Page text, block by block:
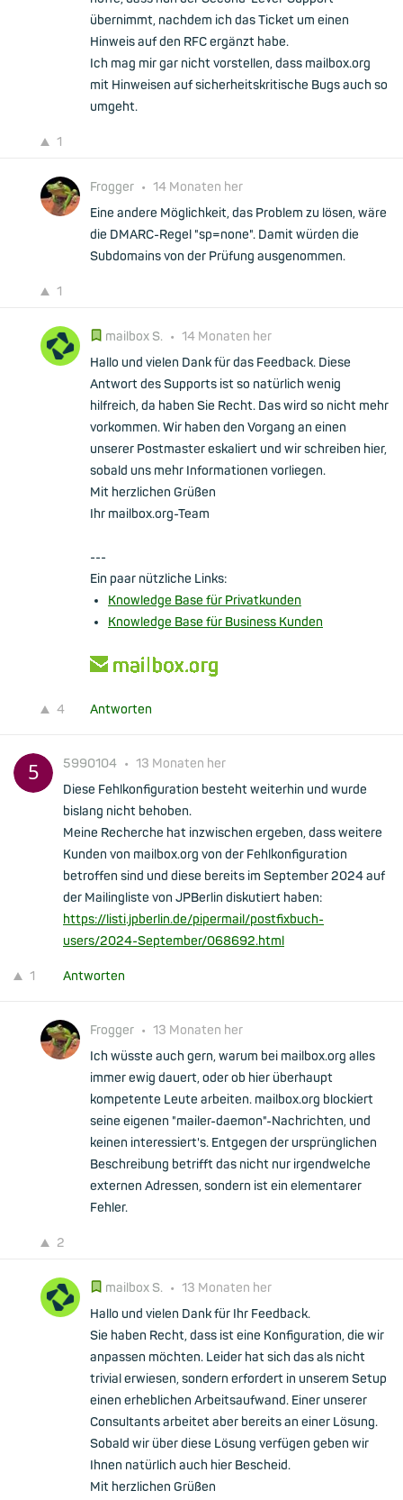
übernimmt, nachdem ich das Ticket um einen
Hinweis auf den RFC ergänzt habe.
Ich mag mir gar nicht vorstellen, dass mailbox.org
mit Hinweisen auf sicherheitskritische Bugs auch so
umgeht.
1
Frogger • 14 Monaten her
Eine andere Möglichkeit, das Problem zu lösen, wäre
die DMARC-Regel "sp=none". Damit würden die
Subdomains von der Prüfung ausgenommen.
1
mailbox S. • 14 Monaten her
Hallo und vielen Dank für das Feedback. Diese
Antwort des Supports ist so natürlich wenig
hilfreich, da haben Sie Recht. Das wird so nicht mehr
vorkommen. Wir haben den Vorgang an einen
unserer Postmaster eskaliert und wir schreiben hier,
sobald uns mehr Informationen vorliegen.
Mit herzlichen Grüßen
Ihr mailbox.org-Team
---
Ein paar nützliche Links:
Knowledge Base für Privatkunden
Knowledge Base für Business Kunden
4 Antworten
5990104 • 13 Monaten her
Diese Fehlkonfiguration besteht weiterhin und wurde
bislang nicht behoben.
Meine Recherche hat inzwischen ergeben, dass weitere
Kunden von mailbox.org von der Fehlkonfiguration
betroffen sind und diese bereits im September 2024 auf
der Mailingliste von JPBerlin diskutiert haben:
https://listi.jpberlin.de/pipermail/postfixbuch-
users/2024-September/068692.html
1 Antworten
Frogger • 13 Monaten her
Ich wüsste auch gern, warum bei mailbox.org alles
immer ewig dauert, oder ob hier überhaupt
kompetente Leute arbeiten. mailbox.org blockiert
seine eigenen "mailer-daemon"-Nachrichten, und
keinen interessiert's. Entgegen der ursprünglichen
Beschreibung betrifft das nicht nur irgendwelche
externen Adressen, sondern ist ein elementarer
Fehler.
2
mailbox S. • 13 Monaten her
Hallo und vielen Dank für Ihr Feedback.
Sie haben Recht, dass ist eine Konfiguration, die wir
anpassen möchten. Leider hat sich das als nicht
trivial erwiesen, sondern erfordert in unserem Setup
einen erheblichen Arbeitsaufwand. Einer unserer
Consultants arbeitet aber bereits an einer Lösung.
Sobald wir über diese Lösung verfügen geben wir
Ihnen natürlich auch hier Bescheid.
Mit herzlichen Grüßen